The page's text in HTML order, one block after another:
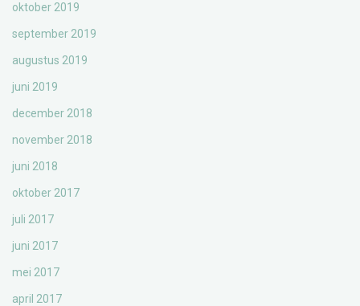
oktober 2019
september 2019
augustus 2019
juni 2019
december 2018
november 2018
juni 2018
oktober 2017
juli 2017
juni 2017
mei 2017
april 2017